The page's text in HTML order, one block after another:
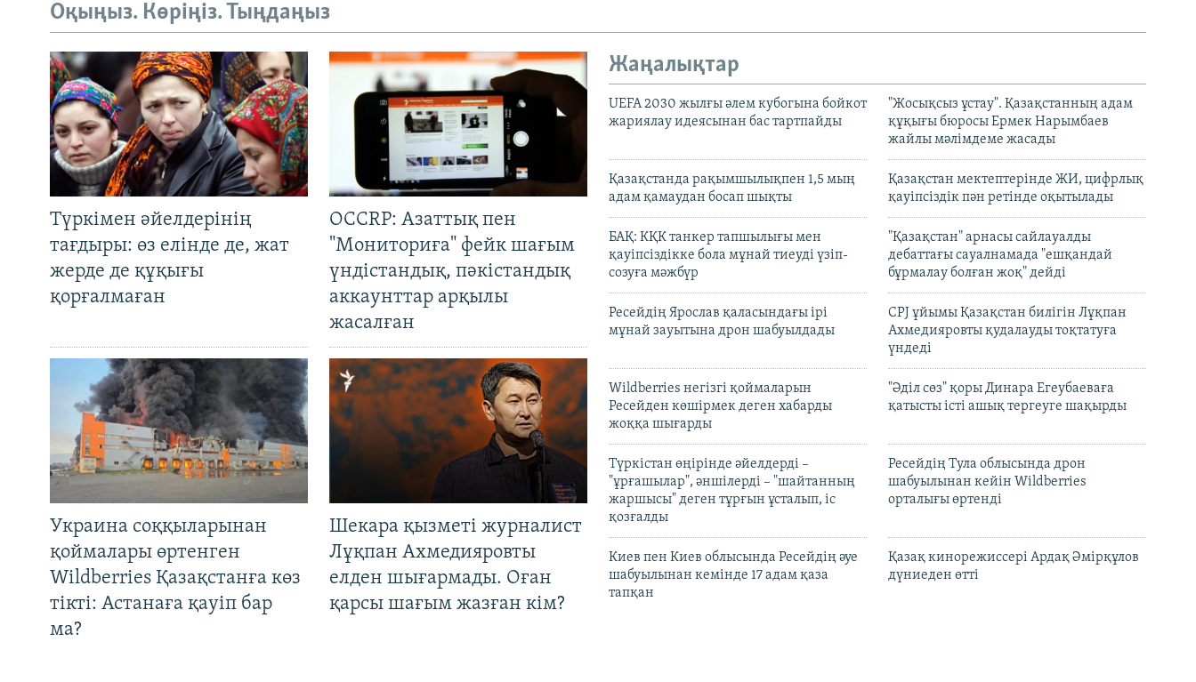
Оқыңыз. Көріңіз. Тыңдаңыз
Түркімен әйелдерінің
тағдыры: өз елінде де, жат
жерде де құқығы
қорғалмаған
OCCRP: Азаттық пен
"Мониториға" фейк шағым
үндістандық, пәкістандық
аккаунттар арқылы
жасалған
Украина соққыларынан
қоймалары өртенген
Wildberries Қазақстанға көз
тікті: Астанаға қауіп бар
ма?
Шекара қызметі журналист
Лұқпан Ахмедияровты
елден шығармады. Оған
қарсы шағым жазған кім?
Жаңалықтар
UEFA 2030 жылғы әлем кубогына бойкот
жариялау идеясынан бас тартпайды
"Жосықсыз ұстау". Қазақстанның адам
құқығы бюросы Ермек Нарымбаев
жайлы мәлімдеме жасады
Қазақстанда рақымшылықпен 1,5 мың
адам қамаудан босап шықты
Қазақстан мектептерінде ЖИ, цифрлық
қауіпсіздік пән ретінде оқытылады
БАҚ: КҚК танкер тапшылығы мен
қауіпсіздікке бола мұнай тиеуді үзіп-
созуға мәжбүр
"Қазақстан" арнасы сайлауалды
дебаттағы сауалнамада "ешқандай
бұрмалау болған жоқ" дейді
Ресейдің Ярослав қаласындағы ірі
мұнай зауытына дрон шабуылдады
CPJ ұйымы Қазақстан билігін Лұқпан
Ахмедияровты қудалауды тоқтатуға
үндеді
Wildberries негізгі қоймаларын
Ресейден көшірмек деген хабарды
жоққа шығарды
"Әділ сөз" қоры Динара Егеубаеваға
қатысты істі ашық тергеуге шақырды
Түркістан өңірінде әйелдерді –
"ұрғашылар", әншілерді – "шайтанның
жаршысы" деген тұрғын ұсталып, іс
қозғалды
Ресейдің Тула облысында дрон
шабуылынан кейін Wildberries
орталығы өртенді
Киев пен Киев облысында Ресейдің әуе
шабуылынан кемінде 17 адам қаза
тапқан
Қазақ кинорежиссері Ардақ Әмірқұлов
дүниеден өтті